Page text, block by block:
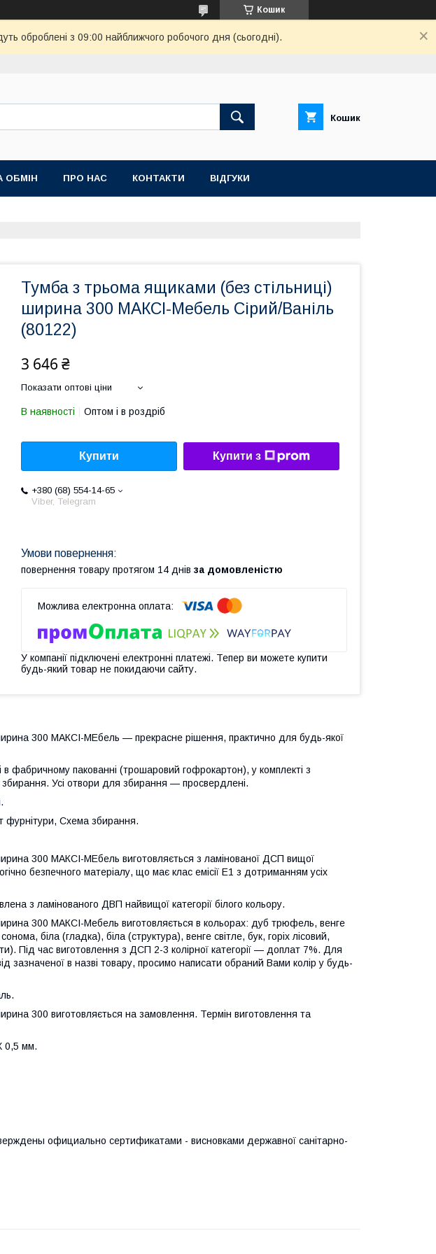
Кошик
оброблені з 09:00 найближчого робочого дня (сьогодні).
Кошик
ОБМІН ПРО НАС КОНТАКТИ ВІДГУКИ
Тумба з трьома ящиками (без стільниці)
ширина 300 МАКСІ-Мебель Сірий/Ваніль
(80122)
3 646 ₴
Показати оптові ціни
В наявності Оптом і в роздріб
Купити Купити з
+380 (68) 554-14-65
Viber, Telegram
повернення товару протягом 14 днів за домовленістю
У компанії підключені електронні платежі. Тепер ви можете купити
будь-який товар не покидаючи сайту.
300 МАКСІ-МЕбель — прекрасне рішення, практично для будь-якої
в фабричному пакованні (трошаровий гофрокартон), у комплекті з
Усі отвори для збирання — просвердлені.
фурнітури, Схема збирання.
300 МАКСІ-МЕбель виготовляється з ламінованої ДСП вищої
безпечного матеріалу, що має клас емісії Е1 з дотриманням усіх
з ламінованого ДВП найвищої категорії білого кольору.
300 МАКСІ-Мебель виготовляється в кольорах: дуб трюфель, венге
біла (гладка), біла (структура), венге світле, бук, горіх лісовий,
Під час виготовлення з ДСП 2-3 колірної категорії — доплат 7%. Для
зазначеної в назві товару, просимо написати обраний Вами колір у будь-
300 виготовляється на замовлення. Термін виготовлення та
0,5 мм.
официально сертификатами - висновками державної санітарно-